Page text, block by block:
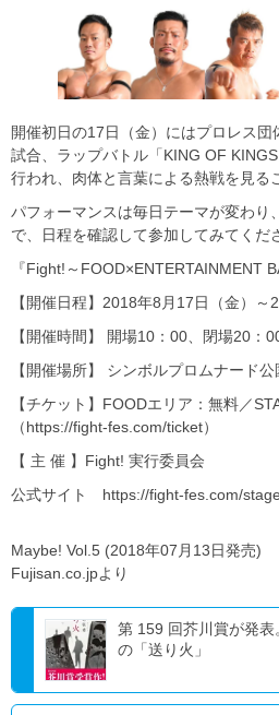
開催初日の17日（金）にはプロレス団
試合、ラップバトル「KING OF
行われ、肉体と言葉による熱戦を見る
パフォーマンスは毎日テーマが変わり
で、日程を確認して参加してみてくだ
『Fight!～FOOD×ENTERTAINMENT
【開催日程】2018年8月17日（金）～
【開催時間】 開場10：00、閉場20：
【開催場所】 シンボルプロムナード公
【チケット】FOODエリア：無料／
（https://fight-fes.com/ticket）
【 主 催 】Fight! 実行委員会
公式サイト https://fight-fes.com/
Maybe! Vol.5 (2018年07月13日発売)
Fujisan.co.jpより
第 159 回芥川賞が発
の「送り火」